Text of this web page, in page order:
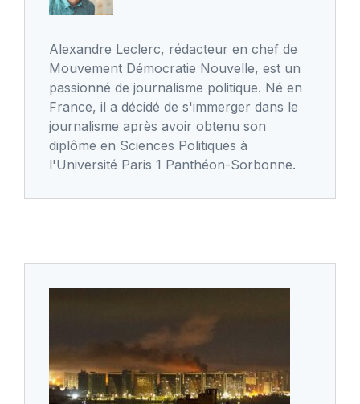
Alexandre Leclerc, rédacteur en chef de
Mouvement Démocratie Nouvelle, est un
passionné de journalisme politique. Né en
France, il a décidé de s'immerger dans le
journalisme après avoir obtenu son
diplôme en Sciences Politiques à
l'Université Paris 1 Panthéon-Sorbonne.